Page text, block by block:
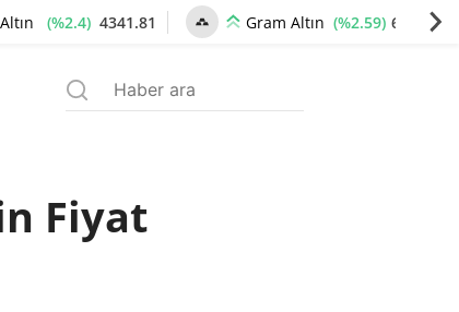
(%2.4) 4341.81 Gram Altın (%2.59) 6660.55
Fiyat